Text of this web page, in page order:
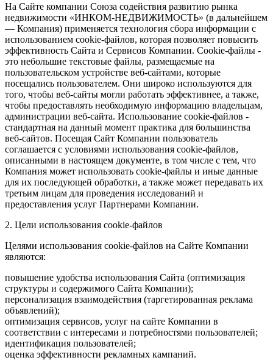
На Сайте компании Союза содействия развитию рынка
недвижимости «ИНКОМ-НЕДВИЖИМОСТЬ» (в дальнейшем
— Компания) применяется технология сбора информации с
использованием cookie-файлов, которая позволяет повысить
эффективность Сайта и Сервисов Компании. Сookie-файлы -
это небольшие текстовые файлы, размещаемые на
пользовательском устройстве веб-сайтами, которые
посещались пользователем. Они широко используются для
того, чтобы веб-сайты могли работать эффективнее, а также,
чтобы предоставлять необходимую информацию владельцам,
администрации веб-сайта. Использование cookie-файлов -
стандартная на данный момент практика для большинства
веб-сайтов. Посещая Сайт Компании пользователь
соглашается с условиями использования cookie-файлов,
описанными в настоящем документе, в том числе с тем, что
Компания может использовать cookie-файлы и иные данные
для их последующей обработки, а также может передавать их
третьим лицам для проведения исследований и
предоставления услуг Партнерами Компании.
2. Цели использования cookie-файлов
Целями использования cookie-файлов на Сайте Компании
являются:
повышение удобства использования Сайта (оптимизация
структуры и содержимого Сайта Компании);
персонализация взаимодействия (таргетированная реклама
объявлений);
оптимизация сервисов, услуг на сайте Компании в
соответствии с интересами и потребностями пользователей;
идентификация пользователей;
оценка эффективности рекламных кампаний.